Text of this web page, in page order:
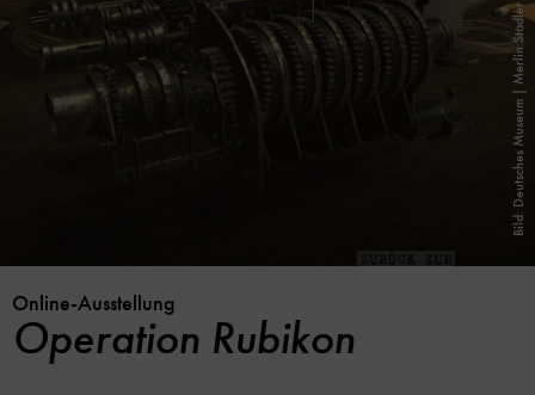
Bild: Deutsches Museum | Merlin Stadler
Online-Ausstellung
Operation Rubikon